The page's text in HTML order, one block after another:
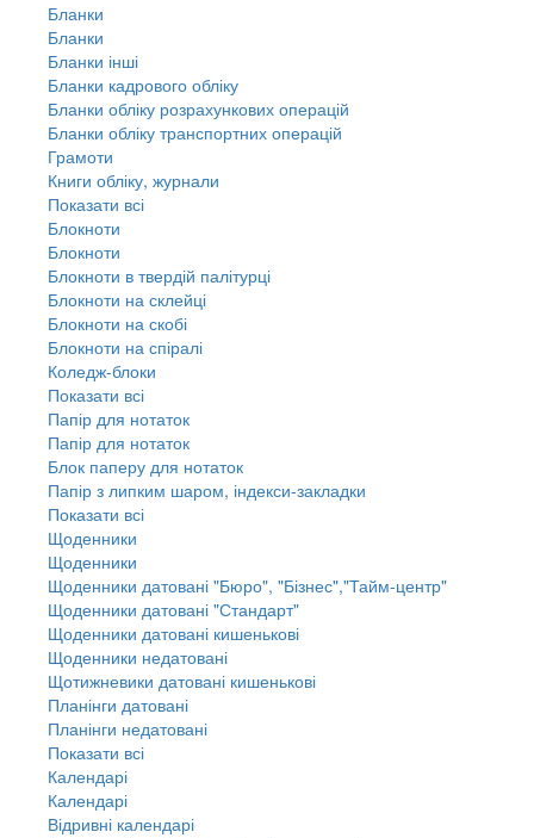
Бланки
Бланки
Бланки інші
Бланки кадрового обліку
Бланки обліку розрахункових операцій
Бланки обліку транспортних операцій
Грамоти
Книги обліку, журнали
Показати всі
Блокноти
Блокноти
Блокноти в твердій палітурці
Блокноти на склейці
Блокноти на скобі
Блокноти на спіралі
Коледж-блоки
Показати всі
Папір для нотаток
Папір для нотаток
Блок паперу для нотаток
Папір з липким шаром, індекси-закладки
Показати всі
Щоденники
Щоденники
Щоденники датовані "Бюро", "Бізнес","Тайм-центр"
Щоденники датовані "Стандарт"
Щоденники датовані кишенькові
Щоденники недатовані
Щотижневики датовані кишенькові
Планінги датовані
Планінги недатовані
Показати всі
Календарі
Календарі
Відривні календарі